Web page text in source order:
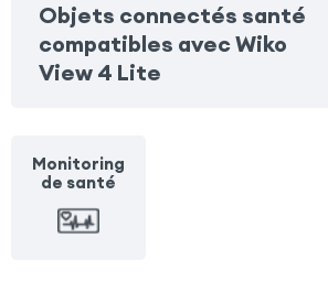
Objets connectés santé
compatibles avec Wiko
View 4 Lite
Monitoring
de santé